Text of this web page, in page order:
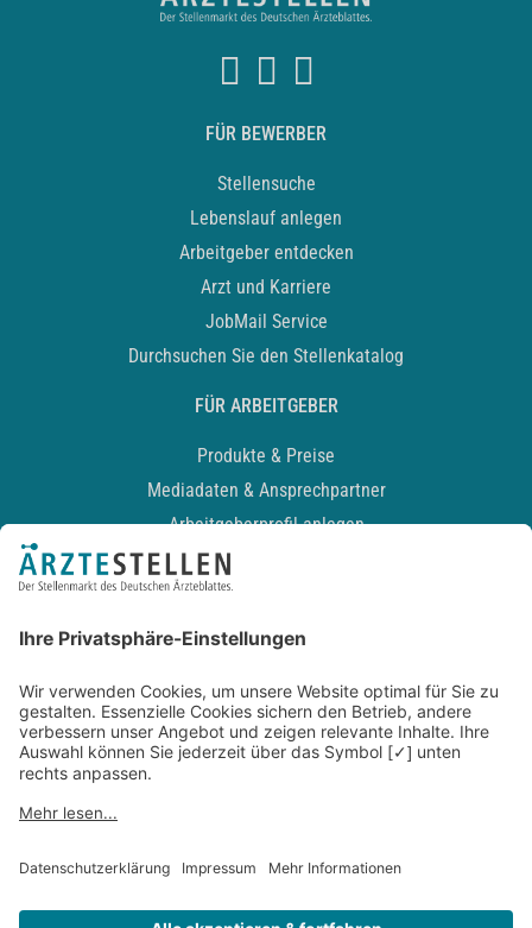
FÜR BEWERBER
Stellensuche
Lebenslauf anlegen
Arbeitgeber entdecken
Arzt und Karriere
JobMail Service
Durchsuchen Sie den Stellenkatalog
FÜR ARBEITGEBER
Produkte & Preise
Mediadaten & Ansprechpartner
Arbeitgeberprofil anlegen
Recruiting-Podcast
Kontakt
Datenschutz
Newsletter